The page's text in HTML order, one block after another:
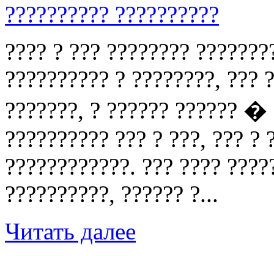
?????????? ??????????
???? ? ??? ????????
?????????? ? ????????, ???
???????, ? ?????? ??????
?????????? ??? ? ???, ??? ?
????????????. ??? ????
??????????, ?????? ?...
Читать далее